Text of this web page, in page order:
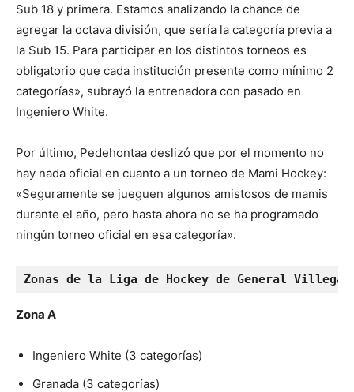
Sub 18 y primera. Estamos analizando la chance de
agregar la octava división, que sería la categoría previa a
la Sub 15. Para participar en los distintos torneos es
obligatorio que cada institución presente como mínimo 2
categorías», subrayó la entrenadora con pasado en
Ingeniero White.
Por último, Pedehontaa deslizó que por el momento no
hay nada oficial en cuanto a un torneo de Mami Hockey:
«Seguramente se jueguen algunos amistosos de mamis
durante el año, pero hasta ahora no se ha programado
ningún torneo oficial en esa categoría».
Zonas de la Liga de Hockey de General Villegas
Zona A
Ingeniero White (3 categorías)
Granada (3 categorías)